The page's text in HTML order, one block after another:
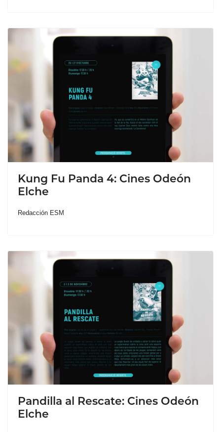
Kung Fu Panda 4: Cines Odeón
Elche
Redacción ESM
Pandilla al Rescate: Cines Odeón
Elche